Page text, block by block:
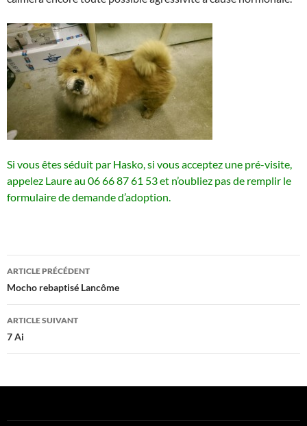
Si vous êtes séduit par Hasko, si vous acceptez une pré-visite,
appelez Laure au 06 66 87 61 53 et n’oubliez pas de remplir le
formulaire de demande d’adoption.
Navigation
des
articles
ARTICLE PRÉCÉDENT
Mocho rebaptisé Lancôme
ARTICLE SUIVANT
7 Ai